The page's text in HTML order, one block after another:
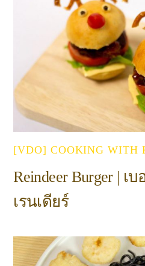
[VDO] COOKING WITH
Reindeer Burger | เ
เรนเดียร์